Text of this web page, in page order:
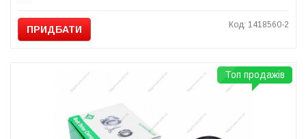
ПРИДБАТИ Код: 1418560-2
Топ продажів